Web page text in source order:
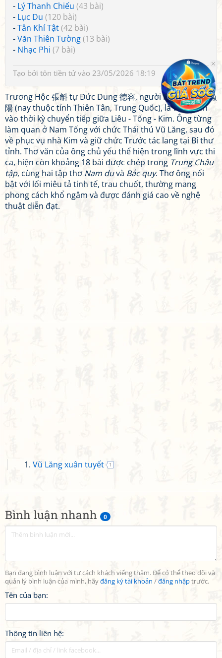
Bình luận nhanh 0
Bạn đang bình luận với tư cách khách viếng thăm. Để có thể theo dõi và
quản lý bình luận của mình, hãyđăng ký tài khoản /đăng nhậptrước.
Tên của bạn:
Thông tin liên hệ:
- Lý Thanh Chiếu (43 bài)
- Lục Du (120 bài)
-Tân Khí Tật(42 bài)
-Văn Thiên Tường(13 bài)
- Nhạc Phi (7 bài)
Tạo bởi tôn tiền tửvào 23/05/2026 18:19
Trương Hộc 張斛 tự Đức Dung 德容, người Ngư Dương 漁
陽 (nay thuộc tỉnh Thiên Tân, Trung Quốc), là văn nhân
vào thời kỳ chuyển tiếp giữa Liêu - Tống - Kim. Ông từng
làm quan ở Nam Tống với chức Thái thú Vũ Lăng, sau đó
về phục vụ nhà Kim và giữ chức Trước tác lang tại Bí thư
tỉnh. Thơ văn của ông chủ yếu thể hiện trong lĩnh vực thi
ca, hiện còn khoảng 18 bài được chép trong Trung Châu
tập, cùng hai tập thơ Nam duvà Bắc quy. Thơ ông nổi
bật với lối miêu tả tinh tế, trau chuốt, thường mang
phong cách khổ ngâm và được đánh giá cao về nghệ
thuật diễn đạt.
Vũ Lăng xuân tuyết 1